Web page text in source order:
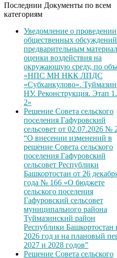
Последнии Документы по всем
категориям
Уведомление о проведении
общественных
предварительным
оценки воздействия на
окружающую среду, по
«НПС МН НКК ЛПДС
«Субханкулово».
НУ. Реконструкция. Этап
2»
Решение Совета сельского
поселения Гафуровский
сельсовет от 02.07.2026 №
“О внесении изменений в
решение Совета сельского
поселения Гафуровский
сельсовет Республики
Башкортостан от 26
года № 166 «О бюджете
сельского поселения
Гафуровский сельсовет
муниципального района
Туймазинский район
Республики Башкортостан
2026 год и на плановый
2027 и 2028 годов”
Решение Совета сельского